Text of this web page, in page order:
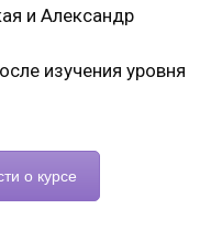
и Александр
изучения уровня
о курсе